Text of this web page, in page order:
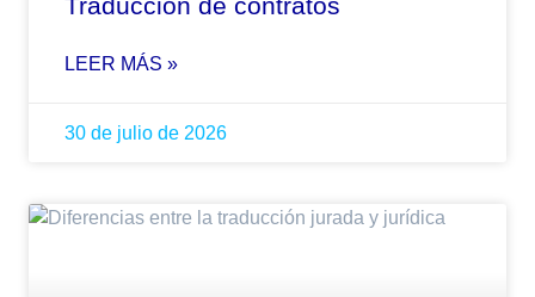
LEER MÁS »
30 de julio de 2026